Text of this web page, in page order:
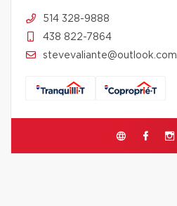
514 328-9888
438 822-7864
stevevaliante@outlook.com